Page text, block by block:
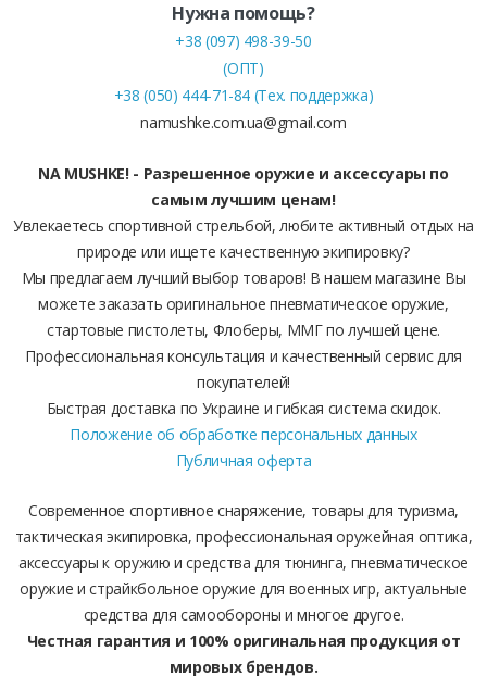
Нужна помощь?
+38 (097) 498-39-50
(ОПТ)
+38 (050) 444-71-84 (Тех. поддержка)
namushke.com.ua@gmail.com
NA MUSHKE! - Разрешенное оружие и аксессуары по
самым лучшим ценам!
Увлекаетесь спортивной стрельбой, любите активный отдых на
природе или ищете качественную экипировку?
Мы предлагаем лучший выбор товаров! В нашем магазине Вы
можете заказать оригинальное пневматическое оружие,
стартовые пистолеты, Флоберы, ММГ по лучшей цене.
Профессиональная консультация и качественный сервис для
покупателей!
Быстрая доставка по Украине и гибкая система скидок.
Положение об обработке персональных данных
Публичная оферта
Современное спортивное снаряжение, товары для туризма,
тактическая экипировка, профессиональная оружейная оптика,
аксессуары к оружию и средства для тюнинга, пневматическое
оружие и страйкбольное оружие для военных игр, актуальные
средства для самообороны и многое другое.
Честная гарантия и 100% оригинальная продукция от
мировых брендов.